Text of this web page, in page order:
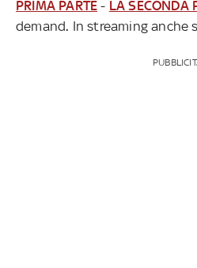
PRIMA PARTE - LA SECONDA
demand. In streaming anche